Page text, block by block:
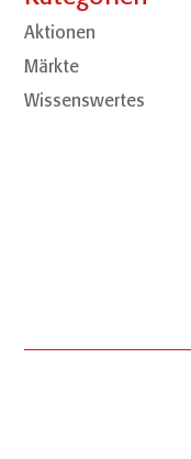
Aktionen
Märkte
Wissenswertes